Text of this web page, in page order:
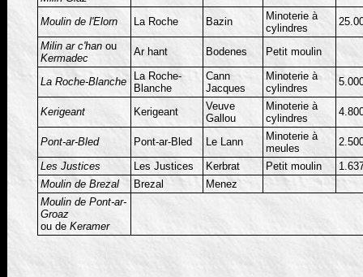
Moulin de l'Elorn La Roche Bazin
Minoterie à
cylindres
Milin ar c'han ou
Kermadec
Ar hant Bodenes Petit moulin
La Roche-Blanche
La Roche-
Blanche
Cann
Jacques
Minoterie à
cylindres
Kerigeant Kerigeant
Veuve
Gallou
Minoterie à
cylindres
Pont-ar-Bled Pont-ar-Bled Le Lann
Minoterie à
meules
Les Justices
Les Justices Kerbrat Petit moulin
Moulin de Brezal
Brezal
Menez
Moulin de Pont-ar-
Groaz
ou de Keramer